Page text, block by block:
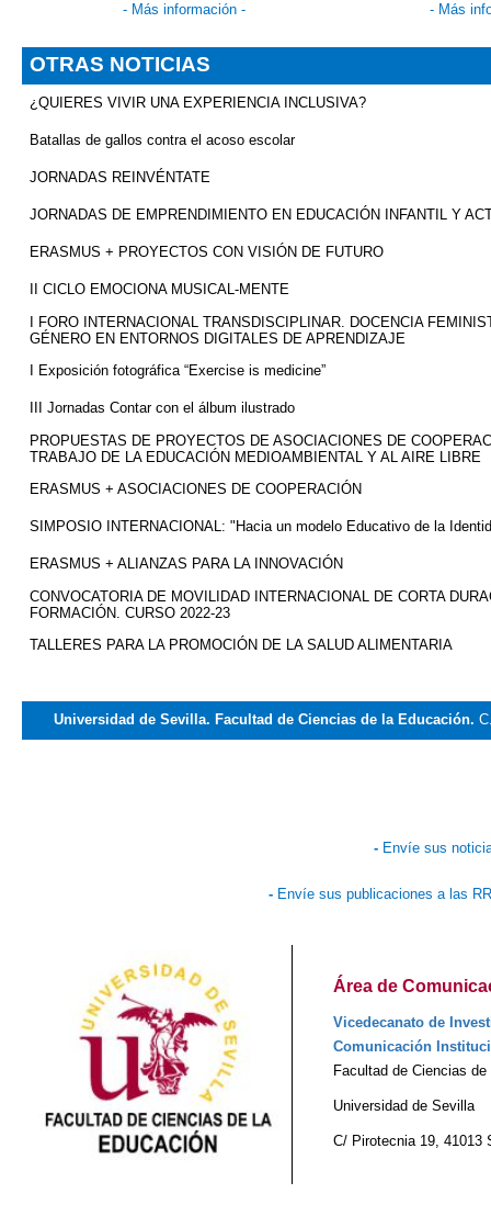
- Más información- - Más
OTRAS NOTICIAS
¿QUIERES VIVIR UNA EXPERIENCIA INCLUSIVA?
Batallas de gallos contra el acoso escolar
JORNADAS REINVÉNTATE
JORNADAS DE EMPRENDIMIENTO EN EDUCACIÓN INFANTIL Y
ERASMUS + PROYECTOS CON VISIÓN DE FUTURO
II CICLO EMOCIONA MUSICAL-MENTE
I FORO INTERNACIONAL TRANSDISCIPLINAR. DOCENCIA
GÉNERO EN ENTORNOS DIGITALES DE APRENDIZAJE
I Exposición fotográfica “Exercise is medicine”
III Jornadas Contar con el álbum ilustrado
PROPUESTAS DE PROYECTOS DE ASOCIACIONES DE
TRABAJO DE LA EDUCACIÓN MEDIOAMBIENTAL Y AL AIRE LIBRE
ERASMUS + ASOCIACIONES DE COOPERACIÓN
SIMPOSIO INTERNACIONAL: "Hacia un modelo Educativo de la
ERASMUS + ALIANZAS PARA LA INNOVACIÓN
CONVOCATORIA DE MOVILIDAD INTERNACIONAL DE CORTA
FORMACIÓN. CURSO 2022-23
TALLERES PARA LA PROMOCIÓN DE LA SALUD ALIMENTARIA
Universidad de Sevilla. Facultad de Ciencias de la Educación.
- Envíe sus
- Envíe sus publicaciones a las
Área de
Vicedecanato de
Comunicación
Facultad de Ciencias
Universidad de Sevilla
C/ Pirotecnia 19, 41013